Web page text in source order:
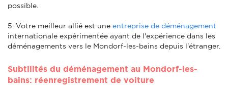
possible.
5. Votre meilleur allié est une entreprise de déménagement
internationale expérimentée ayant de l'expérience dans les
déménagements vers le Mondorf-les-bains depuis l'étranger.
Subtilités du déménagement au Mondorf-les-
bains: réenregistrement de voiture